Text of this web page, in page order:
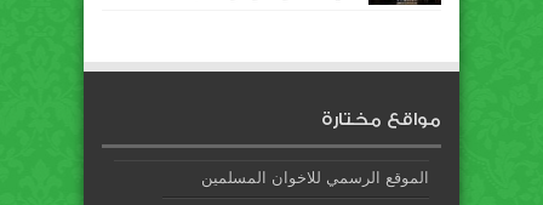
مواقع مختارة
الموقع الرسمي للاخوان المسلمين